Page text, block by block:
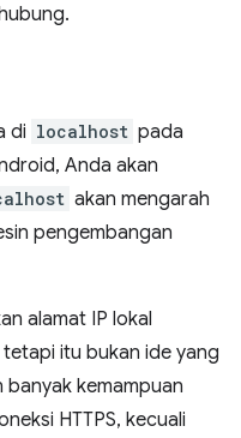
di localhost pada
Anda akan
akan mengarah
pengembangan
alamat IP lokal
tetapi itu bukan ide yang
banyak kemampuan
HTTPS, kecuali